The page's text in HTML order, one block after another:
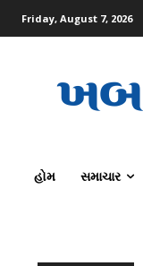
Friday, August 7, 2026
હોમ સમાચાર